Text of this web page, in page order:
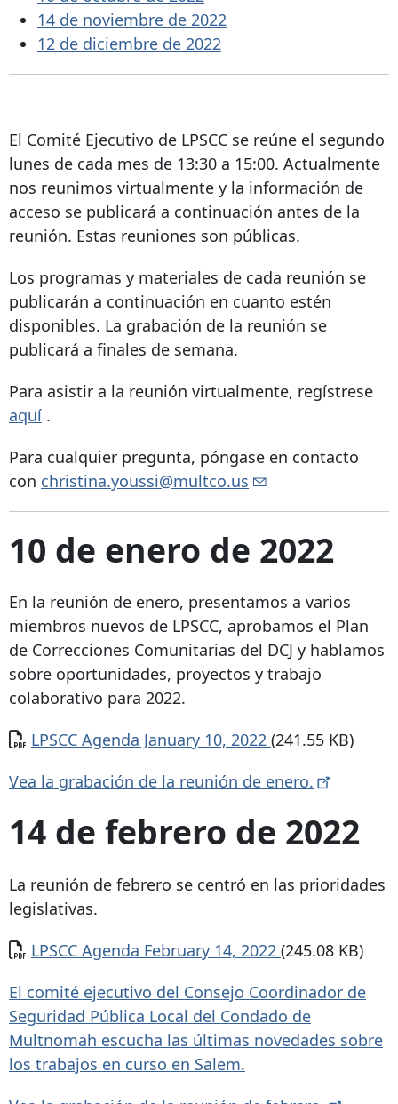
14 de noviembre de 2022
12 de diciembre de 2022
El Comité Ejecutivo de LPSCC se reúne el segundo
lunes de cada mes de 13:30 a 15:00. Actualmente
nos reunimos virtualmente y la información de
acceso se publicará a continuación antes de la
reunión. Estas reuniones son públicas.
Los programas y materiales de cada reunión se
publicarán a continuación en cuanto estén
disponibles. La grabación de la reunión se
publicará a finales de semana.
Para asistir a la reunión virtualmente, regístrese
aquí .
Para cualquier pregunta, póngase en contacto
con christina.youssi@multco.us
10 de enero de 2022
En la reunión de enero, presentamos a varios
miembros nuevos de LPSCC, aprobamos el Plan
de Correcciones Comunitarias del DCJ y hablamos
sobre oportunidades, proyectos y trabajo
colaborativo para 2022.
Documento
LPSCC Agenda January 10, 2022 (241.55 KB)
Vea la grabación de la reunión de enero.
14 de febrero de 2022
La reunión de febrero se centró en las prioridades
legislativas.
Documento
LPSCC Agenda February 14, 2022 (245.08 KB)
El comité ejecutivo del Consejo Coordinador de
Seguridad Pública Local del Condado de
Multnomah escucha las últimas novedades sobre
los trabajos en curso en Salem.